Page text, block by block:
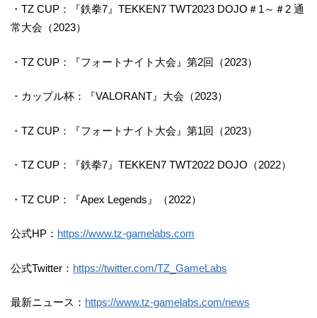
・TZ CUP：『鉄拳7』TEKKEN7 TWT2023 DOJO＃1～＃2 通
常大会（2023）
・TZ CUP：『フォートナイト大会』第2回（2023）
・カップル杯：『VALORANT』大会（2023）
・TZ CUP：『フォートナイト大会』第1回（2023）
・TZ CUP：『鉄拳7』TEKKEN7 TWT2022 DOJO（2022）
・TZ CUP：『Apex Legends』（2022）
公式HP： https://www.tz-gamelabs.com
公式Twitter： https://twitter.com/TZ_GameLabs
最新ニュース： https://www.tz-gamelabs.com/news